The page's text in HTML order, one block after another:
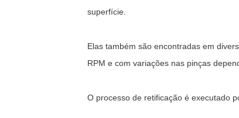
superfície.
Elas também são encontradas em
RPM e com variações nas pinças
O processo de retificação é executado